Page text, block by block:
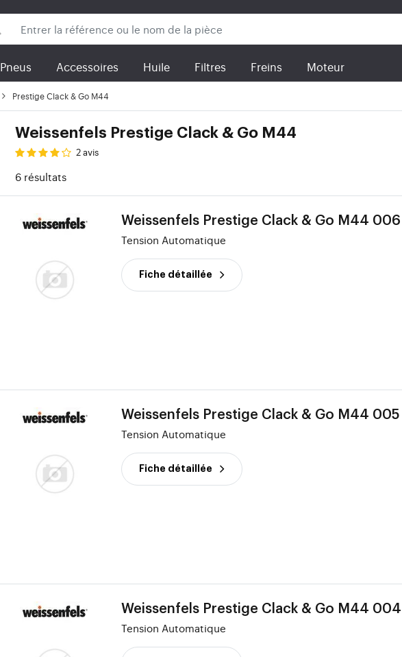
Pneus Accessoires Huile Filtres Freins Moteur
Prestige Clack & Go M44
Weissenfels Prestige Clack & Go M44
2 avis
6 résultats
Weissenfels Prestige Clack & Go M44 006
Tension Automatique
Fiche détaillée
Weissenfels Prestige Clack & Go M44 005
Tension Automatique
Fiche détaillée
Weissenfels Prestige Clack & Go M44 004
Tension Automatique